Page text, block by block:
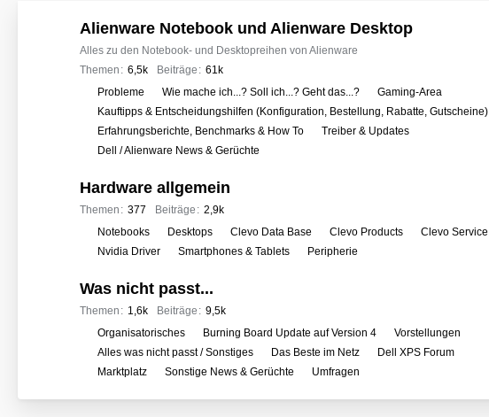
o
r
e
Alienware Notebook und Alienware Desktop
Alles zu den Notebook- und Desktopreihen von Alienware
Themen
6,5k Beiträge 61k
f
o
Probleme Wie mache ich...? Soll ich...? Geht das...?
Gaming-Area
Kauftipps & Entscheidungshilfen (Konfiguration, Bestellung, Rabatte, Gutscheine)
Erfahrungsberichte, Benchmarks & How To
Treiber & Updates
Dell / Alienware News & Gerüchte
Hardware allgemein
Themen 377 Beiträge 2,9k
e
r
Notebooks Desktops Clevo Data Base Clevo Products
Clevo Service
Nvidia Driver
Smartphones & Tablets Peripherie
Was nicht passt...
Themen 1,6k Beiträge 9,5k
Organisatorisches Burning Board Update auf Version 4
Vorstellungen
Alles was nicht passt / Sonstiges
Das Beste im Netz
Dell XPS Forum
Marktplatz
Sonstige News & Gerüchte Umfragen